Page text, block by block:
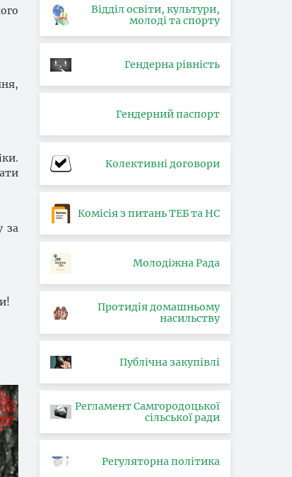
за
Відділ освіти, культури,
молоді та спорту
Гендерна рівність
Гендерний паспорт
Колективні договори
Комісія з питань ТЕБ та НС
Молодіжна Рада
Протидія домашньому
насильству
Публічна закупівлі
Регламент Самгородоцької
сільської ради
Регуляторна політика